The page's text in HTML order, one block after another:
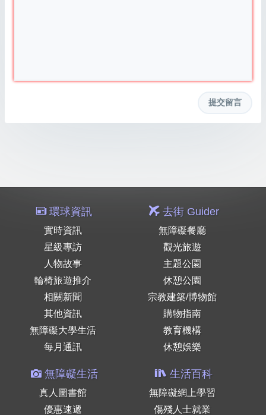
環球資訊
實時資訊
星級專訪
人物故事
輪椅旅遊推介
相關新聞
其他資訊
無障礙大學生活
每月通訊
去街 Guider
無障礙餐廳
觀光旅遊
主題公園
休憩公園
宗教建築/博物館
購物指南
教育機構
休憩娛樂
無障礙生活
真人圖書館
優惠速遞
生活百科
無障礙網上學習
傷殘人士就業